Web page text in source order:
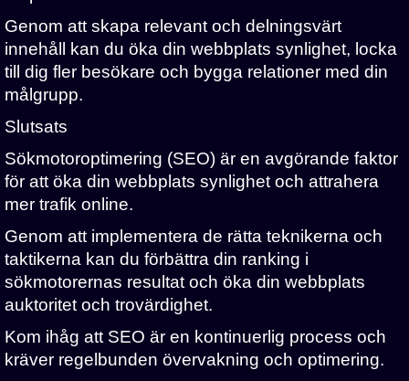
Genom att skapa relevant och delningsvärt
innehåll kan du öka din webbplats synlighet, locka
till dig fler besökare och bygga relationer med din
målgrupp.
Slutsats
Sökmotoroptimering (SEO) är en avgörande faktor
för att öka din webbplats synlighet och attrahera
mer trafik online.
Genom att implementera de rätta teknikerna och
taktikerna kan du förbättra din ranking i
sökmotorernas resultat och öka din webbplats
auktoritet och trovärdighet.
Kom ihåg att SEO är en kontinuerlig process och
kräver regelbunden övervakning och optimering.